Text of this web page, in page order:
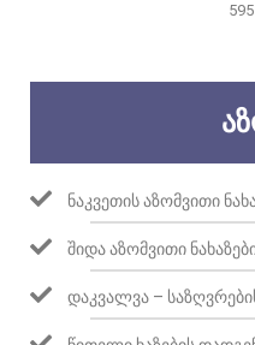
ᲜᲐᲙᲕᲔᲗᲘᲡ ᲐᲖᲝᲛᲕᲘᲗᲘ
ᲨᲘᲓᲐ ᲐᲖᲝᲛᲕᲘᲗᲘ
ᲓᲐᲙᲕᲐᲚᲕᲐ –